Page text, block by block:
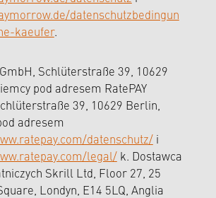
datenschutzbedingun
kaeufer.
GmbH, Schlüterstraße 39, 10629
pod adresem RatePAY
39, 10629 Berlin,
adresem
datenschutz/ i
legal/ k. Dostawca
Skrill Ltd, Floor 27, 25
Londyn, E14 5LQ, Anglia